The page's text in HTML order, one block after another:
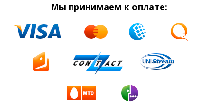
Мы принимаем к оплате: